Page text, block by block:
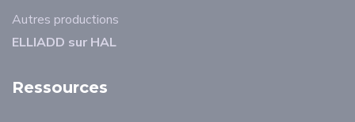
Autres productions
ELLIADD sur HAL
Ressources